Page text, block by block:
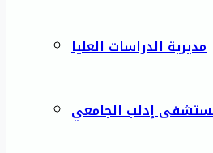
مديرية الدراسات العليا
إدلب الجامعي